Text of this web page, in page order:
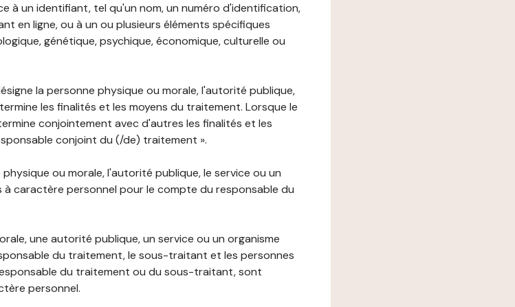
à un identifiant, tel qu'un nom, un numéro d'identification,
en ligne, ou à un ou plusieurs éléments spécifiques
génétique, psychique, économique, culturelle ou
la personne physique ou morale, l'autorité publique,
les finalités et les moyens du traitement. Lorsque le
conjointement avec d'autres les finalités et les
conjoint du (/de) traitement ».
ou morale, l'autorité publique, le service ou un
caractère personnel pour le compte du responsable du
une autorité publique, un service ou un organisme
du traitement, le sous-traitant et les personnes
du traitement ou du sous-traitant, sont
personnel.